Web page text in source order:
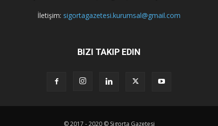
İletişim: sigortagazetesi.kurumsal@gmail.com
BIZI TAKIP EDIN
© 2017 - 2020 © Sigorta Gazetesi